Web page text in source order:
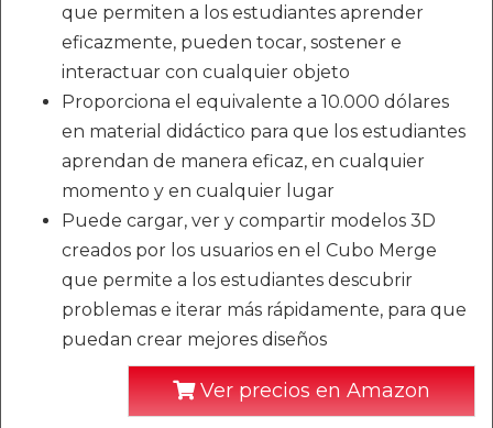
que permiten a los estudiantes aprender
eficazmente, pueden tocar, sostener e
interactuar con cualquier objeto
Proporciona el equivalente a 10.000 dólares
en material didáctico para que los estudiantes
aprendan de manera eficaz, en cualquier
momento y en cualquier lugar
Puede cargar, ver y compartir modelos 3D
creados por los usuarios en el Cubo Merge
que permite a los estudiantes descubrir
problemas e iterar más rápidamente, para que
puedan crear mejores diseños
Ver precios en Amazon